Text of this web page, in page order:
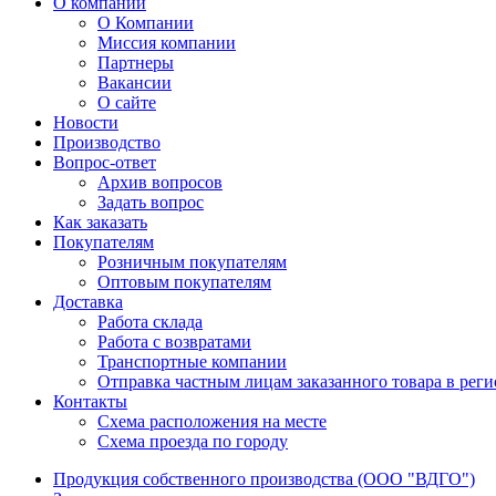
О Компании
Миссия компании
Партнеры
Вакансии
О сайте
Новости
Производство
Вопрос-ответ
Архив вопросов
Задать вопрос
Как заказать
Покупателям
Розничным покупателям
Оптовым покупателям
Доставка
Работа склада
Работа с возвратами
Транспортные компании
Отправка частным лицам заказанного товара в
Контакты
Схема расположения на месте
Схема проезда по городу
Продукция собственного производства (ООО "ВДГО")